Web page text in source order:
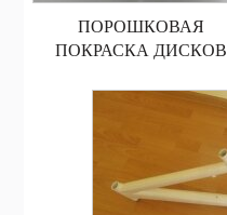
ПОРОШКОВАЯ
ПОКРАСКА ДИСКОВ